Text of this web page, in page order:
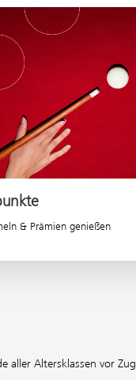
& Prämien genießen
aller Altersklassen vor Zug